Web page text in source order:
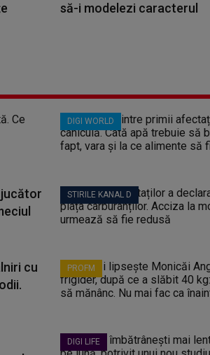
să-i modelezi caracterul
jucător
cu
DIGI WORLD
STIRILE KANAL D
PROFM
DIGI LIFE